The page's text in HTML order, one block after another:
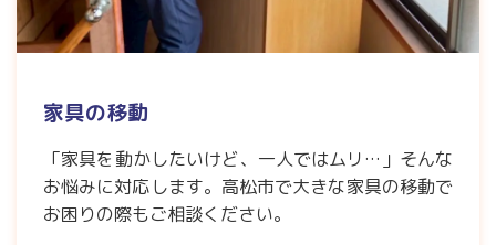
家具の移動
「家具を動かしたいけど、一人ではムリ…」そんな
お悩みに対応します。高松市で大きな家具の移動で
お困りの際もご相談ください。